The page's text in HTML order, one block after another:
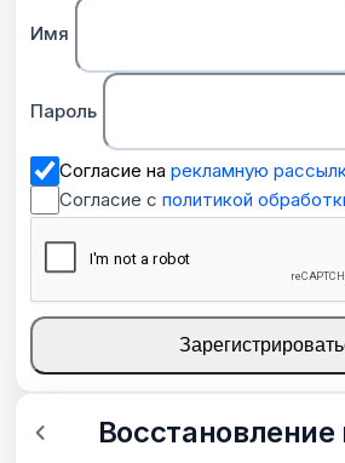
Имя
Пароль
Согласие на рекламную
Согласие с политикой
Восстановление